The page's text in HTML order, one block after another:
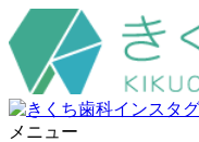
メニュー